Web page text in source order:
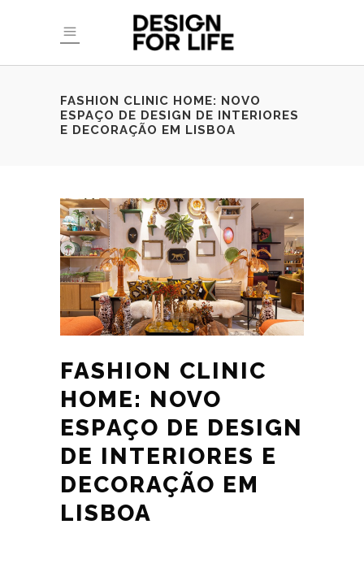
FASHION CLINIC HOME: NOVO
ESPAÇO DE DESIGN DE INTERIORES
E DECORAÇÃO EM LISBOA
FASHION CLINIC
HOME: NOVO
ESPAÇO DE DESIGN
DE INTERIORES E
DECORAÇÃO EM
LISBOA